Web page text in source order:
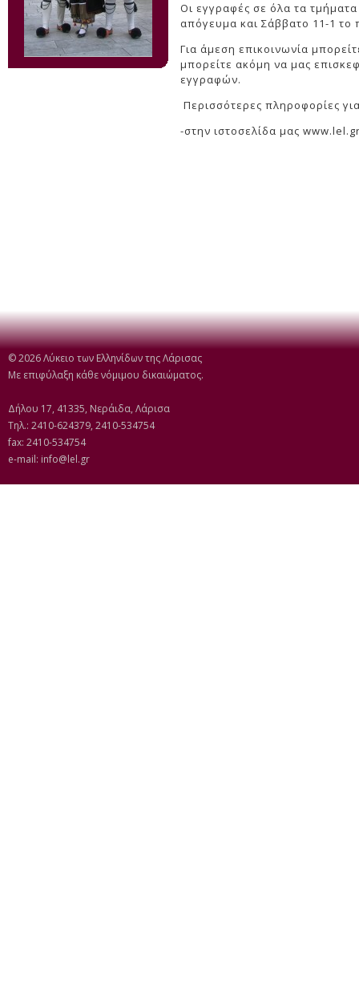
Οι εγγραφές σε όλα τα
απόγευμα και Σάββατο 11-1 το
Για άμεση επικοινωνία
μπορείτε ακόμη να μας
εγγραφών.
Περισσότερες πληροφορίες
-στην ιστοσελίδα μας
© 2026 Λύκειο των Ελληνίδων της Λάρισας
Με επιφύλαξη κάθε νόμιμου δικαιώματος.
Δήλου 17, 41335, Νεράιδα, Λάρισα
Τηλ.: 2410-624379, 2410-534754
fax: 2410-534754
e-mail: info@lel.gr